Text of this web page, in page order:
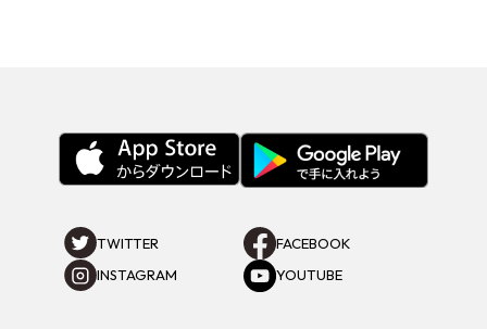
TWITTER
FACEBOOK
INSTAGRAM
YOUTUBE